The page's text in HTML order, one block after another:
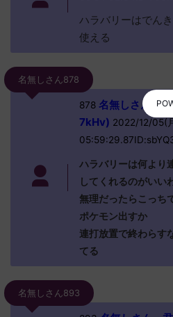
ハラバリーはでん
使える
名無しさん878
878名無しさん、
7kHv) 2022/12/05(
ハラバリーは何より
してくれるのがいい
無理だったらこっち
ポケモン出すか
連打放置で終わらす
てる
名無しさん893